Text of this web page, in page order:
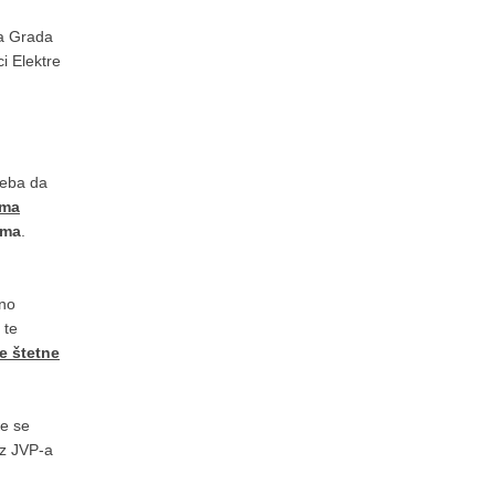
Grada
Elektre
da
te
štetne
se
JVP-a